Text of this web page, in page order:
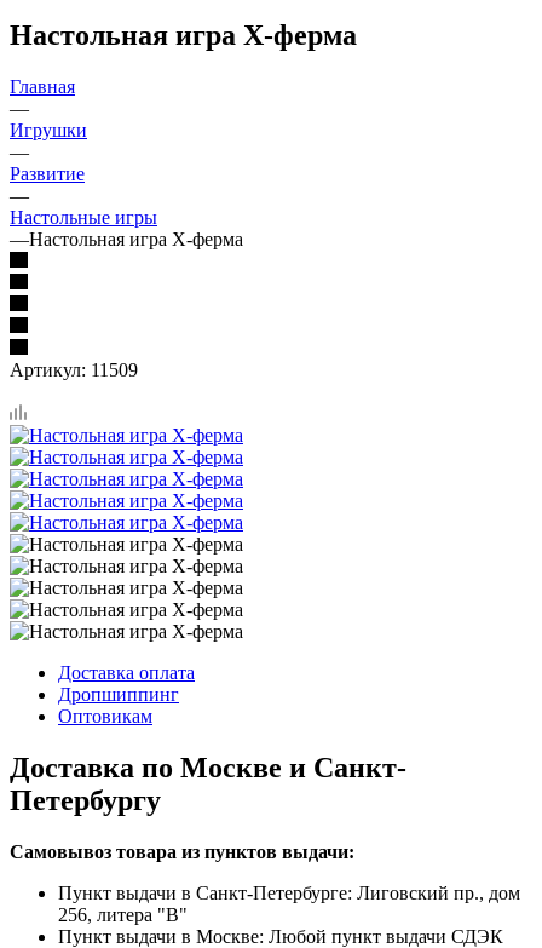
Настольная игра X-ферма
Главная
—
Игрушки
—
Развитие
—
Настольные игры
—Настольная игра X-ферма
Артикул: 11509
Доставка оплата
Дропшиппинг
Оптовикам
Доставка по Москве и Санкт-
Петербургу
Самовывоз товара из пунктов выдачи:
Пункт выдачи в Санкт-Петербурге: Лиговский пр., дом
256, литера "В"
Пункт выдачи в Москве: Любой пункт выдачи СДЭК